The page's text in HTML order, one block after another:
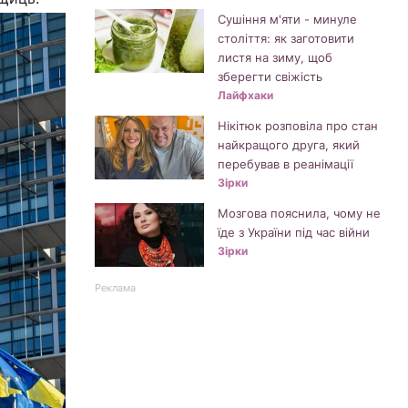
Сушіння м'яти - минуле
століття: як заготовити
листя на зиму, щоб
зберегти свіжість
Лайфхаки
Нікітюк розповіла про стан
найкращого друга, який
перебував в реанімації
Зірки
Мозгова пояснила, чому не
їде з України під час війни
Зірки
Реклама